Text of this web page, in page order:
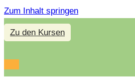
Zum Inhalt springen
Zu den Kursen
Menü